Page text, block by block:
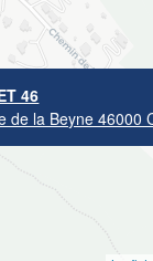
46
de la Beyne 46000